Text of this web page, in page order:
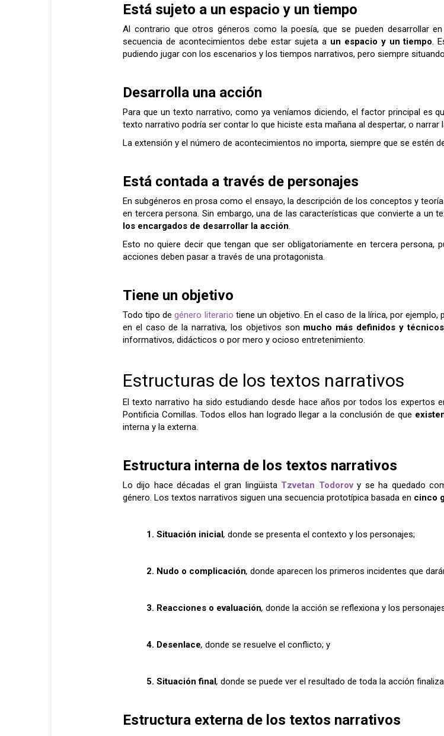
Está sujeto a un espacio y un tiempo
Al contrario que otros géneros como la poesía, que se pueden desarrollar
secuencia de acontecimientos debe estar sujeta a un espacio y un tiempo.
pudiendo jugar con los escenarios y los tiempos narrativos, pero siempre
Desarrolla una acción
Para que un texto narrativo, como ya veníamos diciendo, el factor principal es
texto narrativo podría ser contar lo que hiciste esta mañana al despertar, o narrar
La extensión y el número de acontecimientos no importa, siempre que se estén
Está contada a través de personajes
En subgéneros en prosa como el ensayo, la descripción de los conceptos y
en tercera persona. Sin embargo, una de las características que convierte a un
los encargados de desarrollar la acción.
Esto no quiere decir que tengan que ser obligatoriamente en tercera persona,
acciones deben pasar a través de una protagonista.
Tiene un objetivo
Todo tipo degénero literario tiene un objetivo. En el caso de la lírica, por
en el caso de la narrativa, los objetivos son mucho más definidos y técnicos
informativos, didácticos o por mero y ocioso entretenimiento.
Estructuras de los textos narrativos
El texto narrativo ha sido estudiando desde hace años por todos los expertos
Pontificia Comillas. Todos ellos han logrado llegar a la conclusión de que
interna y la externa.
Estructura interna de los textos narrativos
Lo dijo hace décadas el gran lingüista Tzvetan Todorovy se ha quedado
género. Los textos narrativos siguen una secuencia prototípica basada en cinco
1. Situación inicial, donde se presenta el contexto y los personajes;
2. Nudo o complicación, donde aparecen los primeros incidentes que
3. Reacciones o evaluación, donde la acción se reflexiona y los
4. Desenlace, donde se resuelve el conflicto; y
5. Situación final, donde se puede ver el resultado de toda la acción
Estructura externa de los textos narrativos